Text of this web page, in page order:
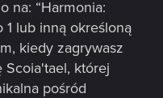
na: “Harmonia:
lub inną określoną
kiedy zagrywasz
której
pośród